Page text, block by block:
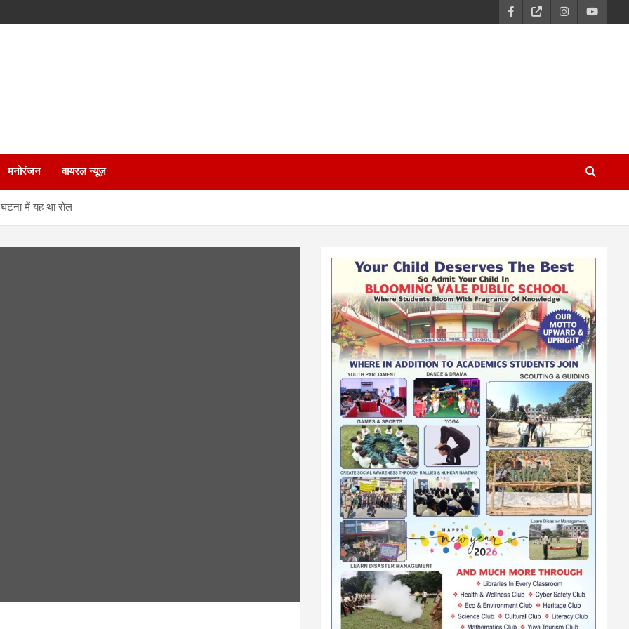
मनोरंजन वायरल न्यूज़
में यह था रोल